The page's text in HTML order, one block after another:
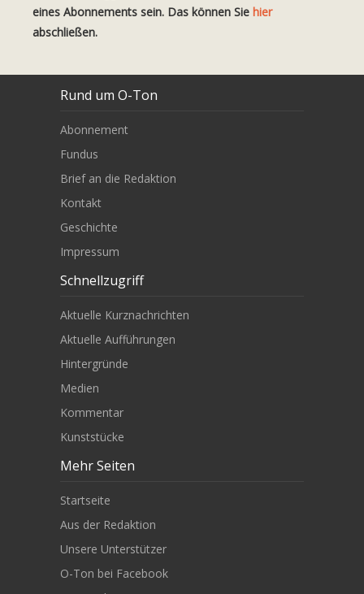
eines Abonnements sein. Das können Sie hier
abschließen.
Rund um O-Ton
Abonnement
Fundus
Brief an die Redaktion
Kontakt
Geschichte
Impressum
Schnellzugriff
Aktuelle Kurznachrichten
Aktuelle Aufführungen
Hintergründe
Medien
Kommentar
Kunststücke
Mehr Seiten
Startseite
Aus der Redaktion
Unsere Unterstützer
O-Ton bei Facebook